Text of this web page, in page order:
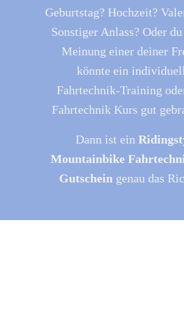
Geburtstag? Hochzeit?
Sonstiger Anlass? Oder
Meinung einer deiner
könnte ein
Fahrtechnik-Training
Fahrtechnik Kurs gut
Dann ist ein
Mountainbike
Gutschein genau das